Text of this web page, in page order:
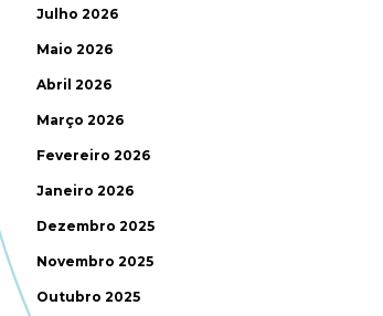
Julho 2026
Maio 2026
Abril 2026
Março 2026
Fevereiro 2026
Janeiro 2026
Dezembro 2025
Novembro 2025
Outubro 2025